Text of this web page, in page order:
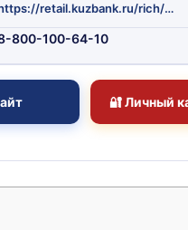
https://retail.kuzbank.ru/rich/auth
800-100-64-10
🔐 Личный